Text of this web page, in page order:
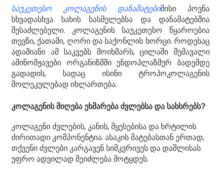
საუკეთესო კოლაგენის დანამატებიმისი პოვნა
სხვადასხვა სახის სასმელებსა და დანამატებშია
შესაძლებელი. კოლაგენის საუკეთესო წყაროებია
თევზი, ქათამი, ღორი და საქონლის ხორცი. როდესაც
ადამიანი ამ საკვებს მოიხმარს, ცილაში შემავალი
ამინომჟავები ორგანიზმში ენდოპლაზმურ ბადემდე
გადადის, სადაც ისინი ტროპოკოლაგენის
მოლეკულებად იხლართება.
კოლაგენის მიღება ეხმარება ძვლებსა და სახსრებს?
კოლაგენი ძვლების, კანის, მყესებისა და ხრტილის
ძირითადი კომპონენტია. ასაკის მატებასთან ერთად,
თქვენი ძვლები კარგავენ სიმკვრივეს და დაშლისას
უფრო ადვილად შეიძლება მოტყდეს.